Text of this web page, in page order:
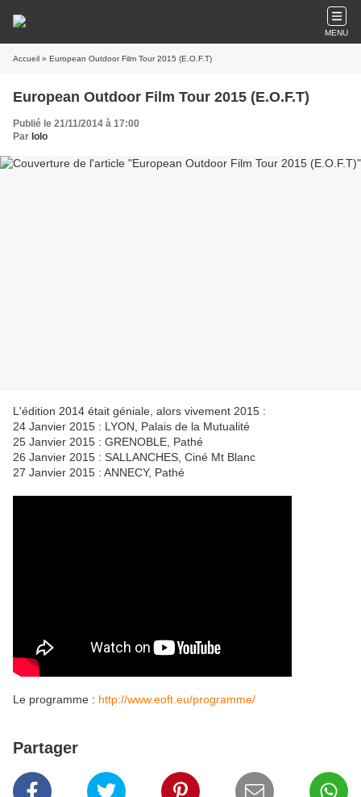
MENU
Accueil » European Outdoor Film Tour 2015 (E.O.F.T)
European Outdoor Film Tour 2015 (E.O.F.T)
Publié le 21/11/2014 à 17:00
Par lolo
L'édition 2014 était géniale, alors vivement 2015 :
24 Janvier 2015 : LYON, Palais de la Mutualité
25 Janvier 2015 : GRENOBLE, Pathé
26 Janvier 2015 : SALLANCHES, Ciné Mt Blanc
27 Janvier 2015 : ANNECY, Pathé
Le programme : http://www.eoft.eu/programme/
Partager